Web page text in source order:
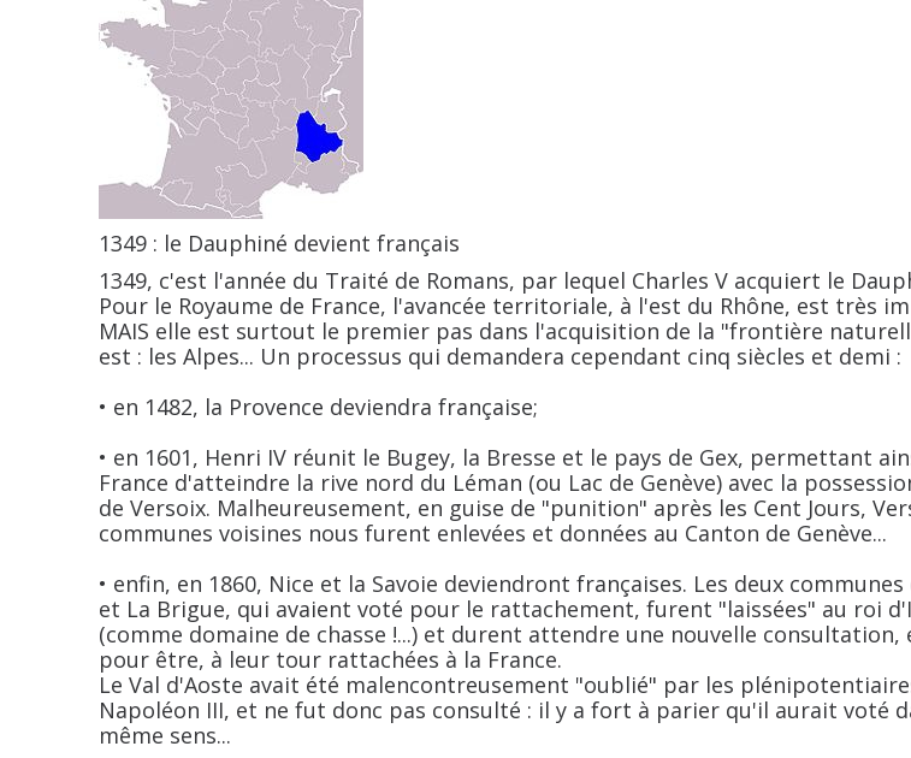
1349 : le Dauphiné devient français
1349, c'est l'année du Traité de Romans, par lequel Charles V acquiert le
Pour le Royaume de France, l'avancée territoriale, à l'est du Rhône, est très
MAIS elle est surtout le premier pas dans l'acquisition de la "frontière
est : les Alpes... Un processus qui demandera cependant cinq siècles et demi :
• en 1482, la Provence deviendra française;
• en 1601, Henri IV réunit le Bugey, la Bresse et le pays de Gex, permettant
France d'atteindre la rive nord du Léman (ou Lac de Genève) avec la
de Versoix. Malheureusement, en guise de "punition" après les Cent Jours,
communes voisines nous furent enlevées et données au Canton de Genève...
• enfin, en 1860, Nice et la Savoie deviendront françaises. Les deux communes
et La Brigue, qui avaient voté pour le rattachement, furent "laissées" au roi
(comme domaine de chasse !...) et durent attendre une nouvelle consultation,
pour être, à leur tour rattachées à la France.
Le Val d'Aoste avait été malencontreusement "oublié" par les
Napoléon III, et ne fut donc pas consulté : il y a fort à parier qu'il aurait voté
même sens...